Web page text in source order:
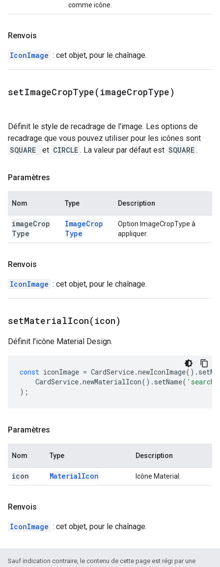
comme icône.
Renvois
IconImage : cet objet, pour le chaînage.
setImageCropType( imageCropType)
Définit le style de recadrage de l'image. Les options de
recadrage que vous pouvez utiliser pour les icônes sont
SQUARE
et CIRCLE . La valeur par défaut est SQUARE .
Paramètres
Nom Type Description
imageCrop
Type
ImageCrop
Type
Option ImageCropType à
appliquer.
Renvois
IconImage : cet objet, pour le chaînage.
setMaterialIcon( icon)
Définit l'icône Material Design.
const iconImage = CardService.newIconImage().
CardService.newMaterialIcon(). setName( 'search'
);
Paramètres
Nom Type Description
icon MaterialIcon Icône Material.
Renvois
IconImage : cet objet, pour le chaînage.
Sauf indication contraire, le contenu de cette page est régi par une